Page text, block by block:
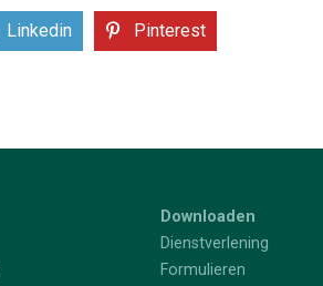
Linkedin Pinterest
Downloaden
Dienstverlening
Formulieren